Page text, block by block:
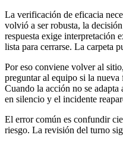
La verificación de eficacia
volvió a ser robusta, la
respuesta exige interpretación
lista para cerrarse. La carpeta
Por eso conviene volver al
preguntar al equipo si la nueva
Cuando la acción no se
en silencio y el incidente
El error común es confundir
riesgo. La revisión del turno